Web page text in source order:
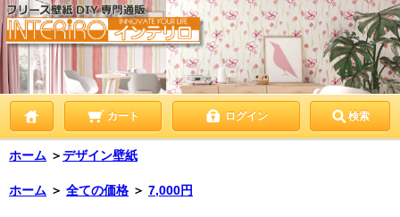
カート ログイン 検索
ホーム ＞デザイン壁紙
ホーム ＞ 全ての価格 ＞ 7,000円